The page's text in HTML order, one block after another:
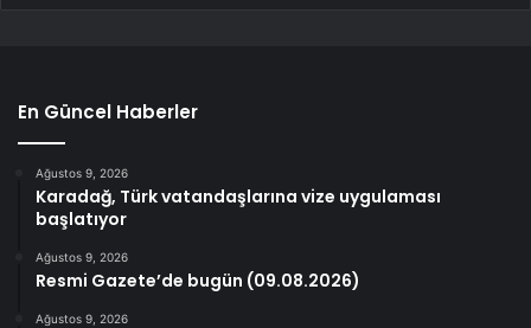
En Güncel Haberler
Ağustos 9, 2026
Karadağ, Türk vatandaşlarına vize uygulaması
başlatıyor
Ağustos 9, 2026
Resmi Gazete’de bugün (09.08.2026)
Ağustos 9, 2026